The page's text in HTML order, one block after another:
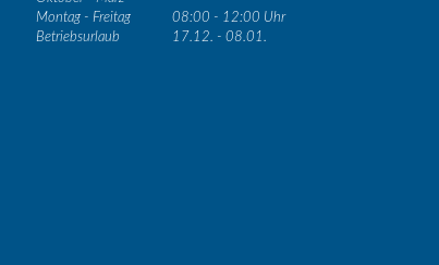
Montag - Freitag
08:00 - 12:00 Uhr
Betriebsurlaub
17.12. - 08.01.